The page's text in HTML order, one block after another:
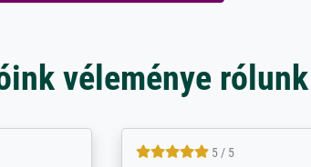
véleménye rólunk
4.8 / 5